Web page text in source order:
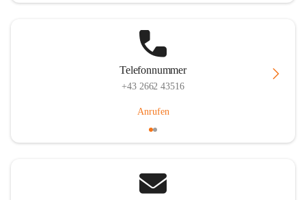
Telefonnummer
+43 2662 43516
Anrufen